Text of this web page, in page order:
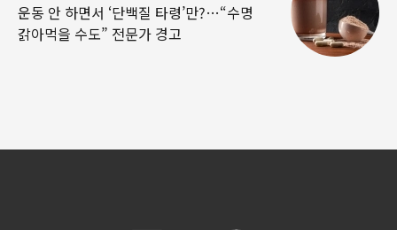
운동 안 하면서 ‘단백질 타령’만?…“수명
갉아먹을 수도” 전문가 경고